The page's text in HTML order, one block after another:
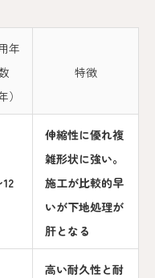
年
）
特徴
伸縮性に優れ複
雑形状に強い。
施工が比較的早
いが下地処理が
肝となる
高い耐久性と耐